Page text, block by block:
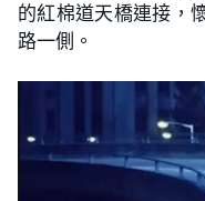
的紅棉道天橋連接，
路一側。